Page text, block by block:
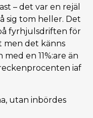
– det var en rejäl
sig tom heller. Det
fyrhjulsdriften för
men det känns
en 11%:are än
iaf
utan inbördes